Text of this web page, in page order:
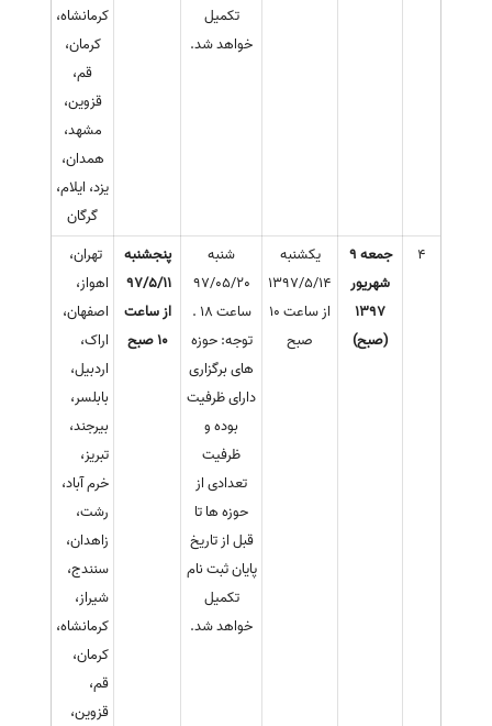
تکمیل
خواهد شد.
کرمانشاه،
کرمان،
قم،
قزوین،
مشهد،
همدان،
یزد، ایلام،
گرگان
4
جمعه 9
شهریور
1397
(صبح)
یکشنبه
1397/5/14
از ساعت 10
صبح
شنبه
97/05/20
ساعت 18 .
توجه: حوزه
های برگزاری
دارای ظرفیت
بوده و
ظرفیت
تعدادی از
حوزه ها تا
قبل از تاریخ
پایان ثبت نام
تکمیل
خواهد شد.
پنجشنبه
از ساعت
10 صبح
تهران،
اهواز،
اصفهان،
اراک،
اردبیل،
بابلسر،
بیرجند،
تبریز،
خرم آباد،
رشت،
زاهدان،
سنندج،
شیراز،
کرمانشاه،
کرمان،
قم،
قزوین،